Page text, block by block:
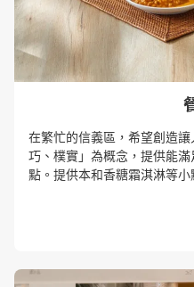
在繁忙的信義區，希望創造
巧、樸實」為概念，提供能
點。提供本和香糖霜淇淋等